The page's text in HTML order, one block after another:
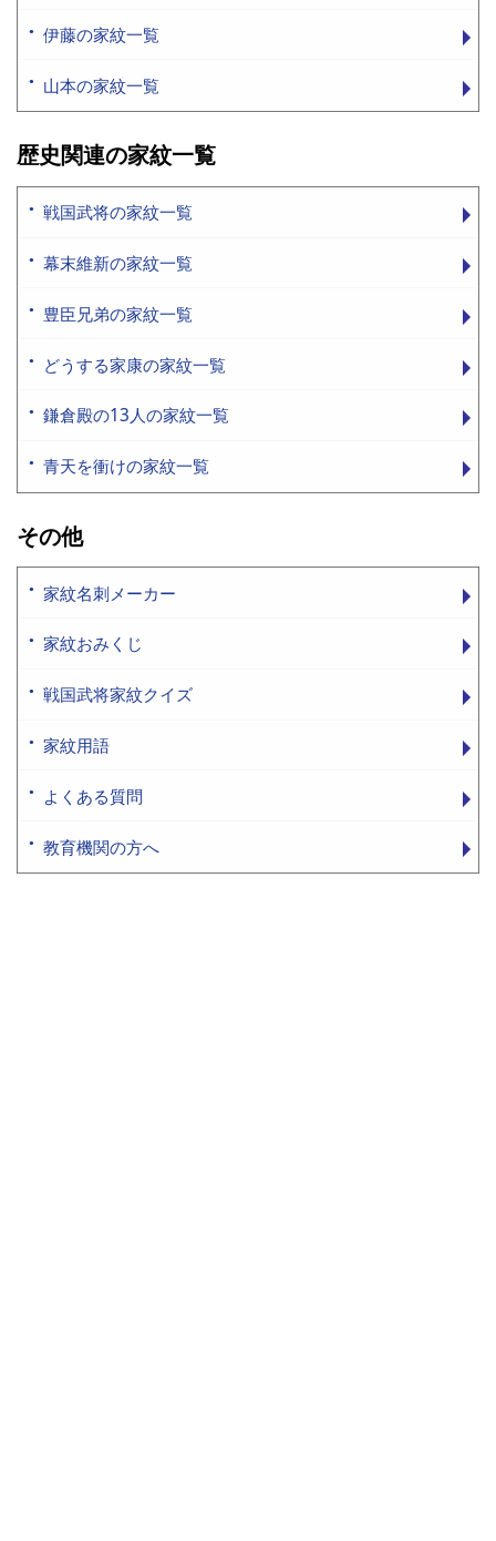
伊藤の家紋一覧
山本の家紋一覧
歴史関連の家紋一覧
戦国武将の家紋一覧
幕末維新の家紋一覧
豊臣兄弟の家紋一覧
どうする家康の家紋一覧
鎌倉殿の13人の家紋一覧
青天を衝けの家紋一覧
その他
家紋名刺メーカー
家紋おみくじ
戦国武将家紋クイズ
家紋用語
よくある質問
教育機関の方へ